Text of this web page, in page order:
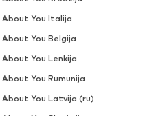
About You Italija
About You Belgija
About You Lenkija
About You Rumunija
About You Latvija (ru)